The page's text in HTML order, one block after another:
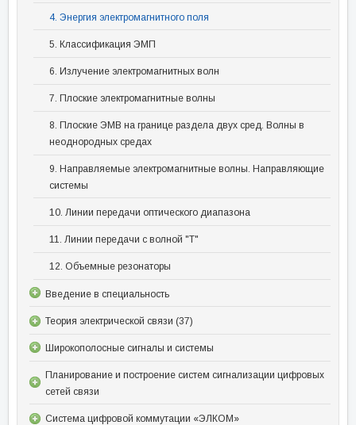
4. Энергия электромагнитного поля
5. Классификация ЭМП
6. Излучение электромагнитных волн
7. Плоские электромагнитные волны
8. Плоские ЭМВ на границе раздела двух сред. Волны в
неоднородных средах
9. Направляемые электромагнитные волны. Направляющие
системы
10. Линии передачи оптического диапазона
11. Линии передачи с волной "Т"
12. Объемные резонаторы
Введение в специальность
Теория электрической связи (37)
Широкополосные сигналы и системы
Планирование и построение систем сигнализации цифровых
сетей связи
Система цифровой коммутации «ЭЛКОМ»